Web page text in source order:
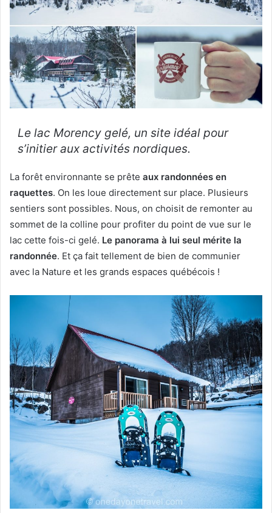
Le lac Morency gelé, un site idéal pour
s’initier aux activités nordiques.
La forêt environnante se prête aux randonnées en
raquettes. On les loue directement sur place. Plusieurs
sentiers sont possibles. Nous, on choisit de remonter au
sommet de la colline pour profiter du point de vue sur le
lac cette fois-ci gelé. Le panorama à lui seul mérite la
randonnée. Et ça fait tellement de bien de communier
avec la Nature et les grands espaces québécois !